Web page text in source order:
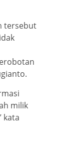
tersebut
milik
kata